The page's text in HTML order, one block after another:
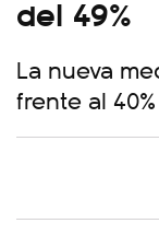
del 49%
La nueva
frente al